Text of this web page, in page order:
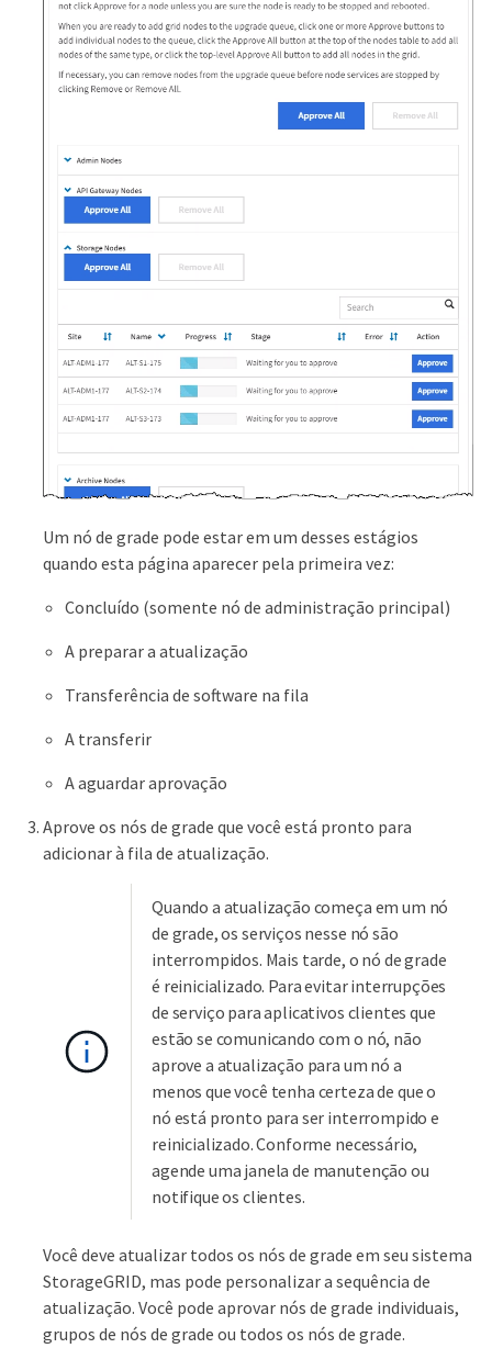
Um nó de grade pode estar em um desses estágios
quando esta página aparecer pela primeira vez:
Concluído (somente nó de administração principal)
A preparar a atualização
Transferência de software na fila
A transferir
A aguardar aprovação
Aprove os nós de grade que você está pronto para
adicionar à fila de atualização.
Quando a atualização começa em um nó
de grade, os serviços nesse nó são
interrompidos. Mais tarde, o nó de grade
é reinicializado. Para evitar interrupções
de serviço para aplicativos clientes que
estão se comunicando com o nó, não
aprove a atualização para um nó a
menos que você tenha certeza de que o
nó está pronto para ser interrompido e
reinicializado. Conforme necessário,
agende uma janela de manutenção ou
notifique os clientes.
Você deve atualizar todos os nós de grade em seu sistema
StorageGRID, mas pode personalizar a sequência de
atualização. Você pode aprovar nós de grade individuais,
grupos de nós de grade ou todos os nós de grade.